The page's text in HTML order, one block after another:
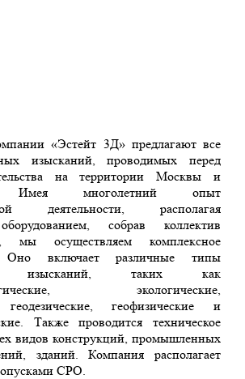
«Эстейт 3Д» предлагают все
изысканий, проводимых перед
на территории Москвы и
Имея многолетний опыт
деятельности, располагая
собрав коллектив
мы осуществляем комплексное
Оно включает различные типы
изысканий, таких как
экологические,
геодезические, геофизические и
Также проводится техническое
видов конструкций, промышленных
зданий. Компания располагает
СРО.